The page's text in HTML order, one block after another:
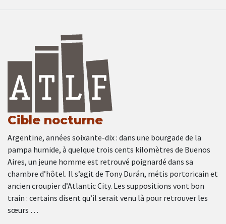
Cible nocturne
Argentine, années soixante-dix : dans une bourgade de la
pampa humide, à quelque trois cents kilomètres de Buenos
Aires, un jeune homme est retrouvé poignardé dans sa
chambre d’hôtel. Il s’agit de Tony Durán, métis portoricain et
ancien croupier d’Atlantic City. Les suppositions vont bon
train : certains disent qu’il serait venu là pour retrouver les
sœurs …